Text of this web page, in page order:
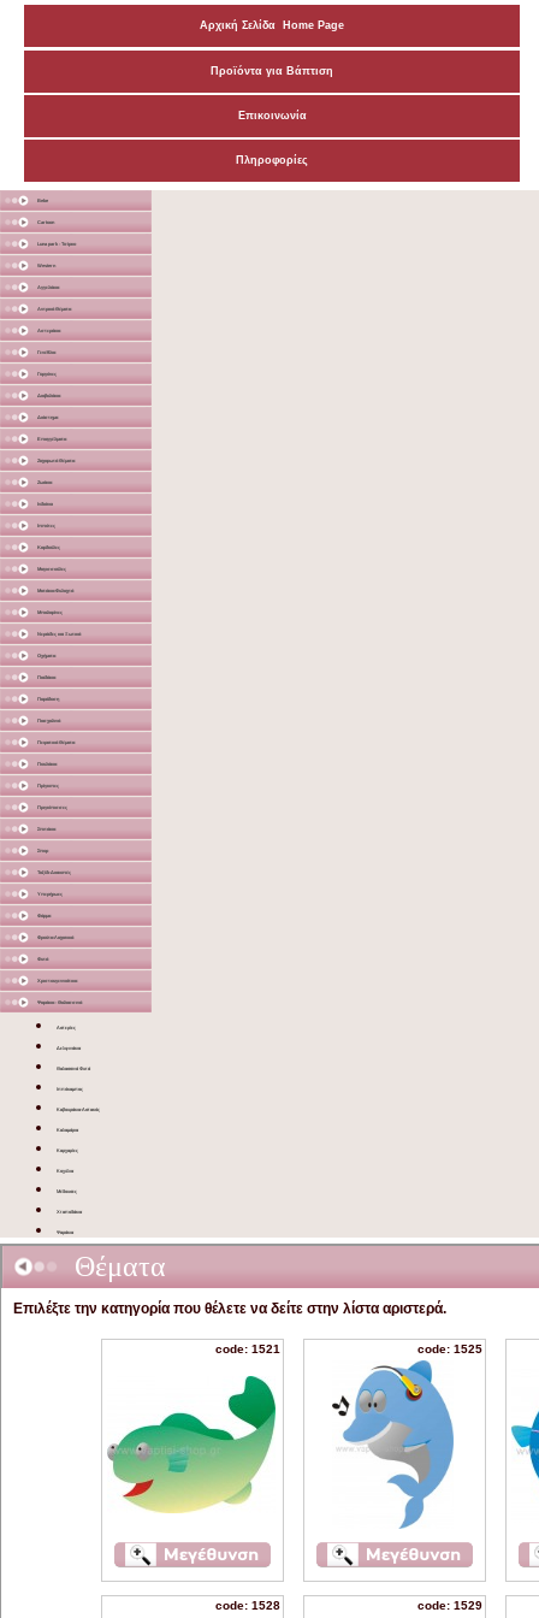
Αρχική Σελίδα Home Page
Προϊόντα για Βάπτιση
Επικοινωνία
Πληροφορίες
Bebe
Cartoon
Luna park - Τσίρκο
Western
Αγγελάκια
Αντρικά Θέματα
Αστεράκια
Γενέθλια
Γοργόνες
Διαβολάκια
Διάστημα
Επαγγέλματα
Ζαχαρωτά Θέματα
Ζωάκια
Ινδιάνοι
Ιππότες
Καρδούλες
Μαγισσούλες
Ματάκια-Φυλαχτά
Μπαλαρίνες
Νεράιδες και Ξωτικά
Οχήματα
Παιδάκια
Παράδοση
Πασχαλινά
Πειρατικά Θέματα
Πουλάκια
Πρίγκιπες
Πριγκίπισσες
Σπιτάκια
Σπορ
Ταξίδι-Διακοπές
Υπερήρωες
Φάρμα
Φρούτα-Λαχανικά
Φυτά
Χριστουγεννιάτικα
Ψαράκια - Θαλασσινά
Αστερίες
Δελφινάκια
Θαλασσινά Φυτά
Ιππόκαμπος
Καβουράκια-Αστακός
Καλαμάρια
Καρχαρίες
Κοχύλια
Μέδουσες
Χταποδάκια
Ψαράκια
Θέματα
Επιλέξτε την κατηγορία που θέλετε να δείτε στην λίστα αριστερά.
code: 1521 code: 1525
code: 1528 code: 1529